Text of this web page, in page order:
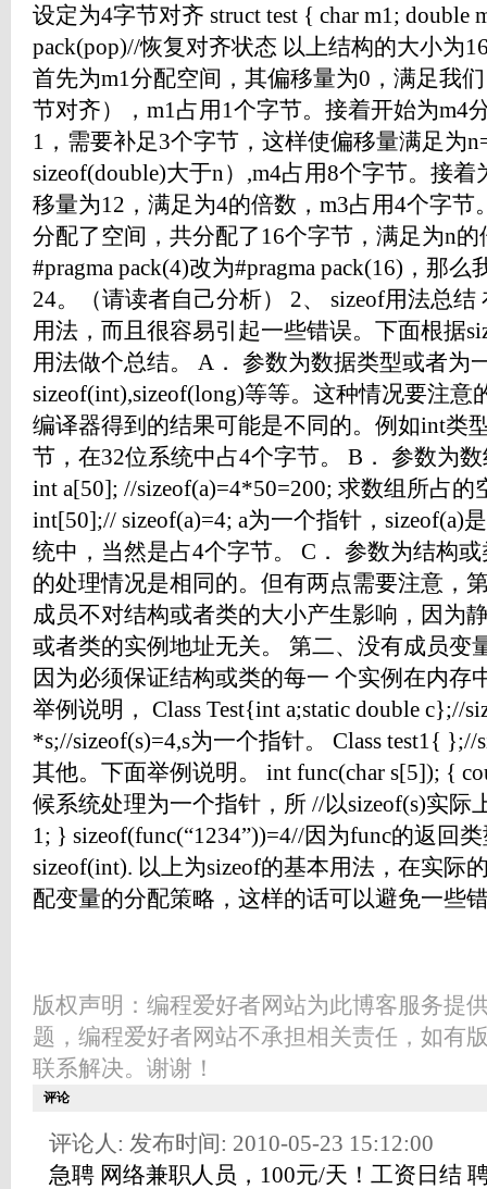
设定为4字节对齐 struct test { char m1; double
pack(pop)//恢复对齐状态 以上结构的大小为
首先为m1分配空间，其偏移量为0，满足我
节对齐），m1占用1个字节。接着开始为m4
1，需要补足3个字节，这样使偏移量满足为
sizeof(double)大于n）,m4占用8个字节。接
移量为12，满足为4的倍数，m3占用4个字
分配了空间，共分配了16个字节，满足为n
#pragma pack(4)改为#pragma pack(16)，那
24。（请读者自己分析） 2、 sizeof用法总
用法，而且很容易引起一些错误。下面根据
用法做个总结。 A． 参数为数据类型或者为
sizeof(int),sizeof(long)等等。这种情况要注
编译器得到的结果可能是不同的。例如int类
节，在32位系统中占4个字节。 B． 参数为
int a[50]; //sizeof(a)=4*50=200; 求数组所占的
int[50];// sizeof(a)=4; a为一个指针，sizeof(a)
统中，当然是占4个字节。 C． 参数为结构
的处理情况是相同的。但有两点需要注意，
成员不对结构或者类的大小产生影响，因为
或者类的实例地址无关。 第二、没有成员变
因为必须保证结构或类的每一 个实例在内存
举例说明， Class Test{int a;static double c};//
*s;//sizeof(s)=4,s为一个指针。 Class test1{
其他。下面举例说明。 int func(char s[5]); {
候系统处理为一个指针，所 //以sizeof(s)实际
1; } sizeof(func(“1234”))=4//因为func的返回
sizeof(int). 以上为sizeof的基本用法，在实际
配变量的分配策略，这样的话可以避免一些
版权声明：编程爱好者网站为此博客服务提
题，编程爱好者网站不承担相关责任，如有
联系解决。谢谢！
评论
评论人: 发布时间: 2010-05-23 15:12:00
急聘 网络兼职人员，100元/天！工资日结